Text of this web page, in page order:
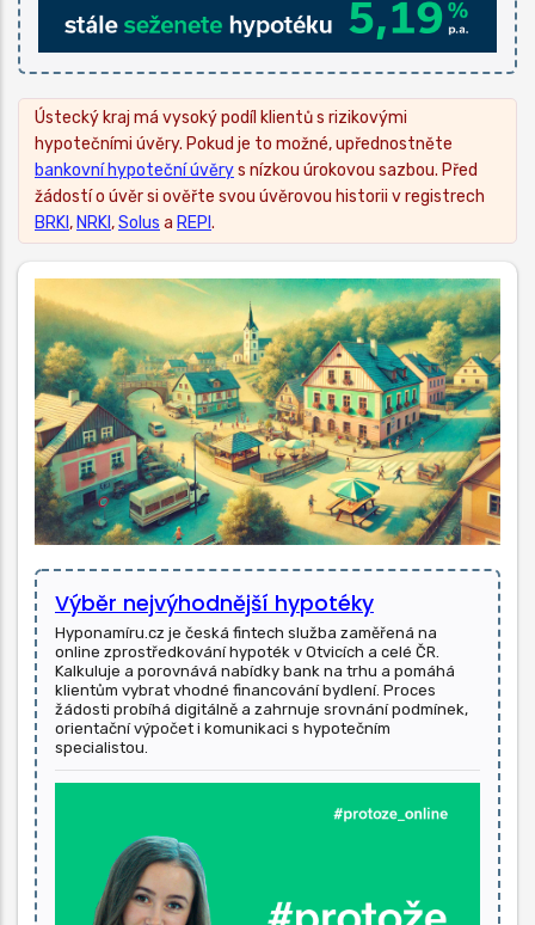
Ústecký kraj má vysoký podíl klientů s rizikovými
hypotečními úvěry. Pokud je to možné, upřednostněte
bankovní hypoteční úvěrys nízkou úrokovou sazbou. Před
žádostí o úvěr si ověřte svou úvěrovou historii v registrech
BRKI, NRKI,Solus a REPI .
Výběr nejvýhodnější hypotéky
Hyponamíru.cz je česká fintech služba zaměřená na
online zprostředkování hypoték v Otvicích a celé ČR.
Kalkuluje a porovnává nabídky bank na trhu a pomáhá
klientům vybrat vhodné financování bydlení. Proces
žádosti probíhá digitálně a zahrnuje srovnání podmínek,
orientační výpočet i komunikaci s hypotečním
specialistou.